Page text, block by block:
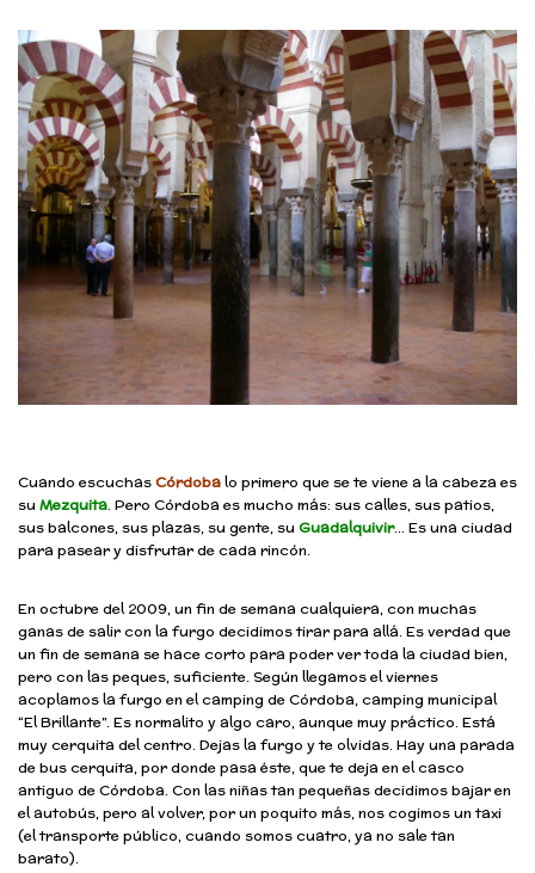
Cuando escuchasCórdobalo primero que se te viene a la cabeza es
su Mezquita. Pero Córdoba es mucho más: sus calles, sus patios,
sus balcones, sus plazas, su gente, su Guadalquivir… Es una ciudad
para pasear y disfrutar de cada rincón.
En octubre del 2009, un fin de semana cualquiera, con muchas
ganas de salir con la furgo decidimos tirar para allá. Es verdad que
un fin de semana se hace corto para poder ver toda la ciudad bien,
pero con las peques, suficiente. Según llegamos el viernes
acoplamos la furgo en el camping de Córdoba, camping municipal
“El Brillante”. Es normalito y algo caro, aunque muy práctico. Está
muy cerquita del centro. Dejas la furgo y te olvidas. Hay una parada
de bus cerquita, por donde pasa éste, que te deja en el casco
antiguo de Córdoba. Con las niñas tan pequeñas decidimos bajar en
el autobús, pero al volver, por un poquito más, nos cogimos un taxi
(el transporte público, cuando somos cuatro, ya no sale tan
barato).